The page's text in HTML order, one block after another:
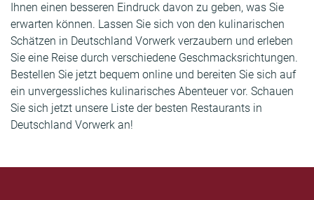
Ihnen einen besseren Eindruck davon zu geben, was Sie
erwarten können. Lassen Sie sich von den kulinarischen
Schätzen in Deutschland Vorwerk verzaubern und erleben
Sie eine Reise durch verschiedene Geschmacksrichtungen.
Bestellen Sie jetzt bequem online und bereiten Sie sich auf
ein unvergessliches kulinarisches Abenteuer vor. Schauen
Sie sich jetzt unsere Liste der besten Restaurants in
Deutschland Vorwerk an!